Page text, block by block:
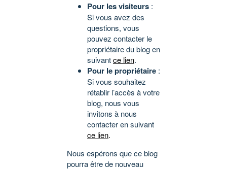
Pour les visiteurs :
Si vous avez des
questions, vous
pouvez contacter le
propriétaire du blog en
suivantce lien.
Pour le propriétaire :
Si vous souhaitez
rétablir l’accès à votre
blog, nous vous
invitons à nous
contacter en suivant
ce lien.
Nous espérons que ce blog
pourra être de nouveau